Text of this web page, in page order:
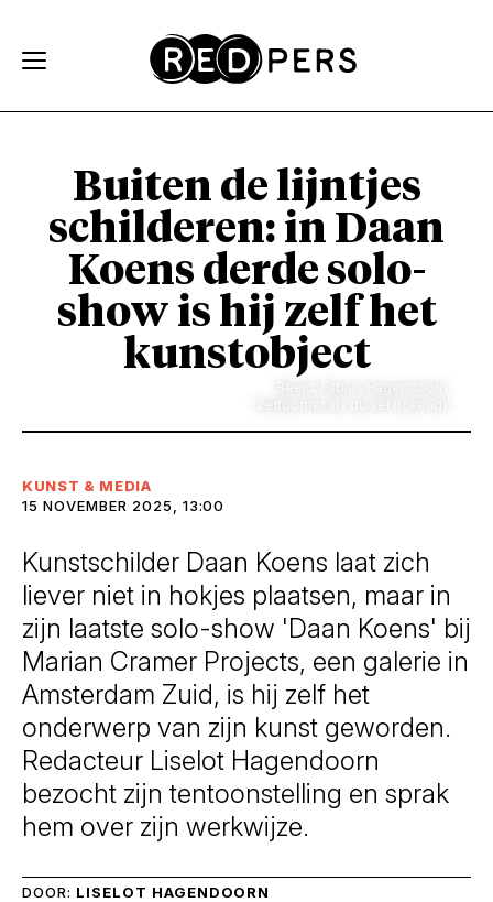
Buiten de lijntjes
schilderen: in Daan
Koens derde solo-
show is hij zelf het
kunstobject
KUNST & MEDIA
15 NOVEMBER 2025, 13:00
Kunstschilder Daan Koens laat zich
liever niet in hokjes plaatsen, maar in
zijn laatste solo-show 'Daan Koens' bij
Marian Cramer Projects, een galerie in
Amsterdam Zuid, is hij zelf het
onderwerp van zijn kunst geworden.
Redacteur Liselot Hagendoorn
bezocht zijn tentoonstelling en sprak
hem over zijn werkwijze.
DOOR: LISELOT HAGENDOORN